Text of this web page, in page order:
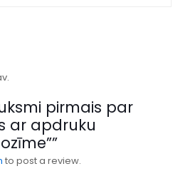
pirmais par
ar apdruku
to post a review.